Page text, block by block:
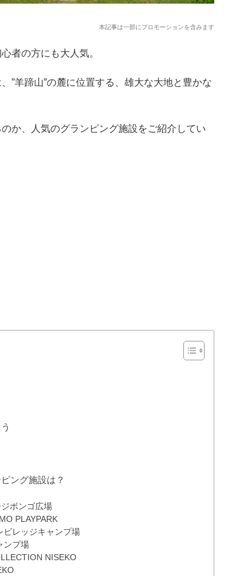
本記事は一部にプロモーションを含みます
者の方にも大人気。
”羊蹄山”の麓に位置する、雄大な大地と豊かな
か、人気のグランピング施設をご紹介してい
ング施設は？
ボンゴ広場
PLAYPARK
レッジキャンプ場
ンプ場
NISEKO